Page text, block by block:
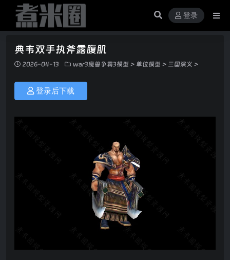
登录
典韦双手执斧露腹肌
2026-04-13 war3魔兽争霸3模型 > 单位模型 > 三国演义 >
登录后下载